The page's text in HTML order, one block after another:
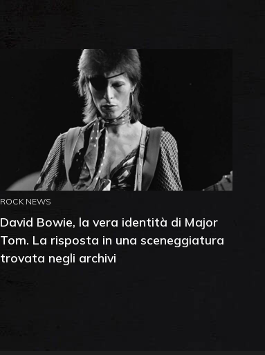
ROCK NEWS
David Bowie, la vera identità di Major
Tom. La risposta in una sceneggiatura
trovata negli archivi